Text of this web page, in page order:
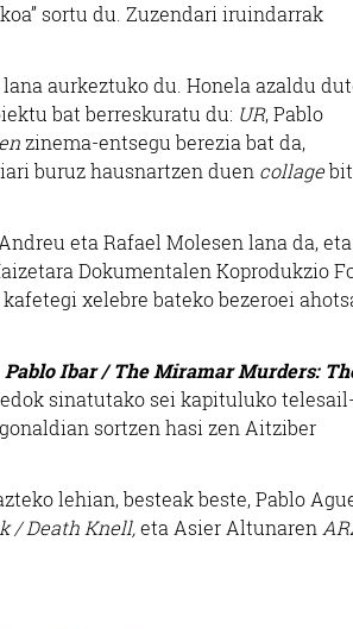
sortu du. Zuzendari iruindarrak
lana aurkeztuko du. Honela azaldu
bat berreskuratu du: UR, Pablo
zinema-entsegu berezia bat da,
buruz hausnartzen duen collage
eta Rafael Molesen lana da,
Dokumentalen Koprodukzio
xelebre bateko bezeroei
Pablo Ibar / The Miramar Murders:
sinatutako sei kapituluko telesail-
sortzen hasi zen Aitziber
lehian, besteak beste, Pablo
/ Death Knell,eta Asier Altunaren